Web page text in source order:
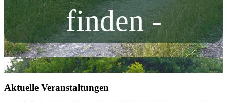
finden -
Aktuelle Veranstaltungen